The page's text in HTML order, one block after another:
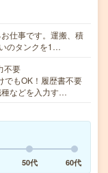
仕事です。運搬、積
のタンクを1…
不要
もOK！履歴書不要
などを入力す…
50代 60代